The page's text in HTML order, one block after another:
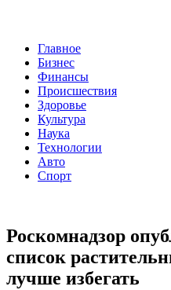
Главное
Бизнес
Финансы
Происшествия
Здоровье
Культура
Наука
Технологии
Авто
Спорт
Роскомнадзор
список
лучше избегать